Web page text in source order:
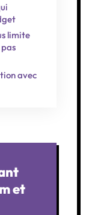
limite
avec
et